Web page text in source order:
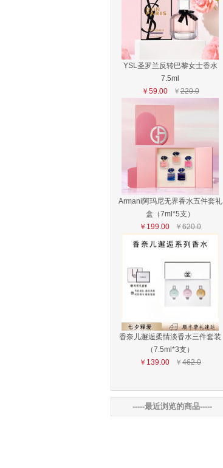
YSL圣罗兰反转巴黎女士香水
7.5ml
￥59.00
￥220.0
Armani阿玛尼无界香水五件套礼
盒（7ml*5支）
￥199.00
￥ 620.0
香奈儿邂逅柔情淡香水三件套装
（7.5ml*3支）
￥139.00
￥ 462.0
-----最近浏览的商品-----